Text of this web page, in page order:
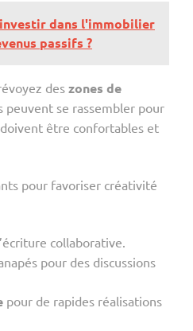
dans l'immobilier
passifs ?
des zones de
peuvent se rassembler pour
être confortables et
pour favoriser créativité
collaborative.
pour des discussions
pour de rapides réalisations